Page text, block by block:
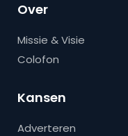
Over
Missie & Visie
Colofon
Kansen
Adverteren